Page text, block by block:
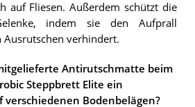
auf Fliesen. Außerdem schützt die
indem sie den Aufprall
Ausrutschen verhindert.
Antirutschmatte beim
Steppbrett Elite ein
verschiedenen Bodenbelägen?